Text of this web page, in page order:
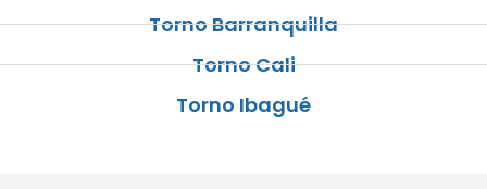
Torno Barranquilla
Torno Cali
Torno Ibagué